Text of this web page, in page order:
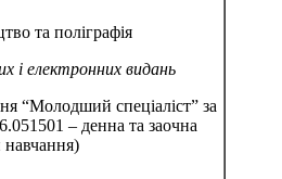
та поліграфія
і електронних видань
“Молодший спеціаліст” за
– денна та заочна